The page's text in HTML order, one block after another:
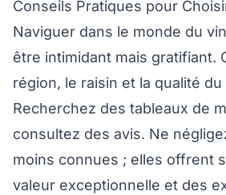
Conseils Pratiques pour
Naviguer dans le monde du
être intimidant mais gratifiant.
région, le raisin et la qualité du
Recherchez des tableaux de
consultez des avis. Ne
moins connues ; elles offrent
valeur exceptionnelle et des